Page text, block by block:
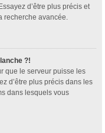
d’être plus précis et
recherche avancée.
?!
que le serveur puisse les
d’être plus précis dans les
dans lesquels vous